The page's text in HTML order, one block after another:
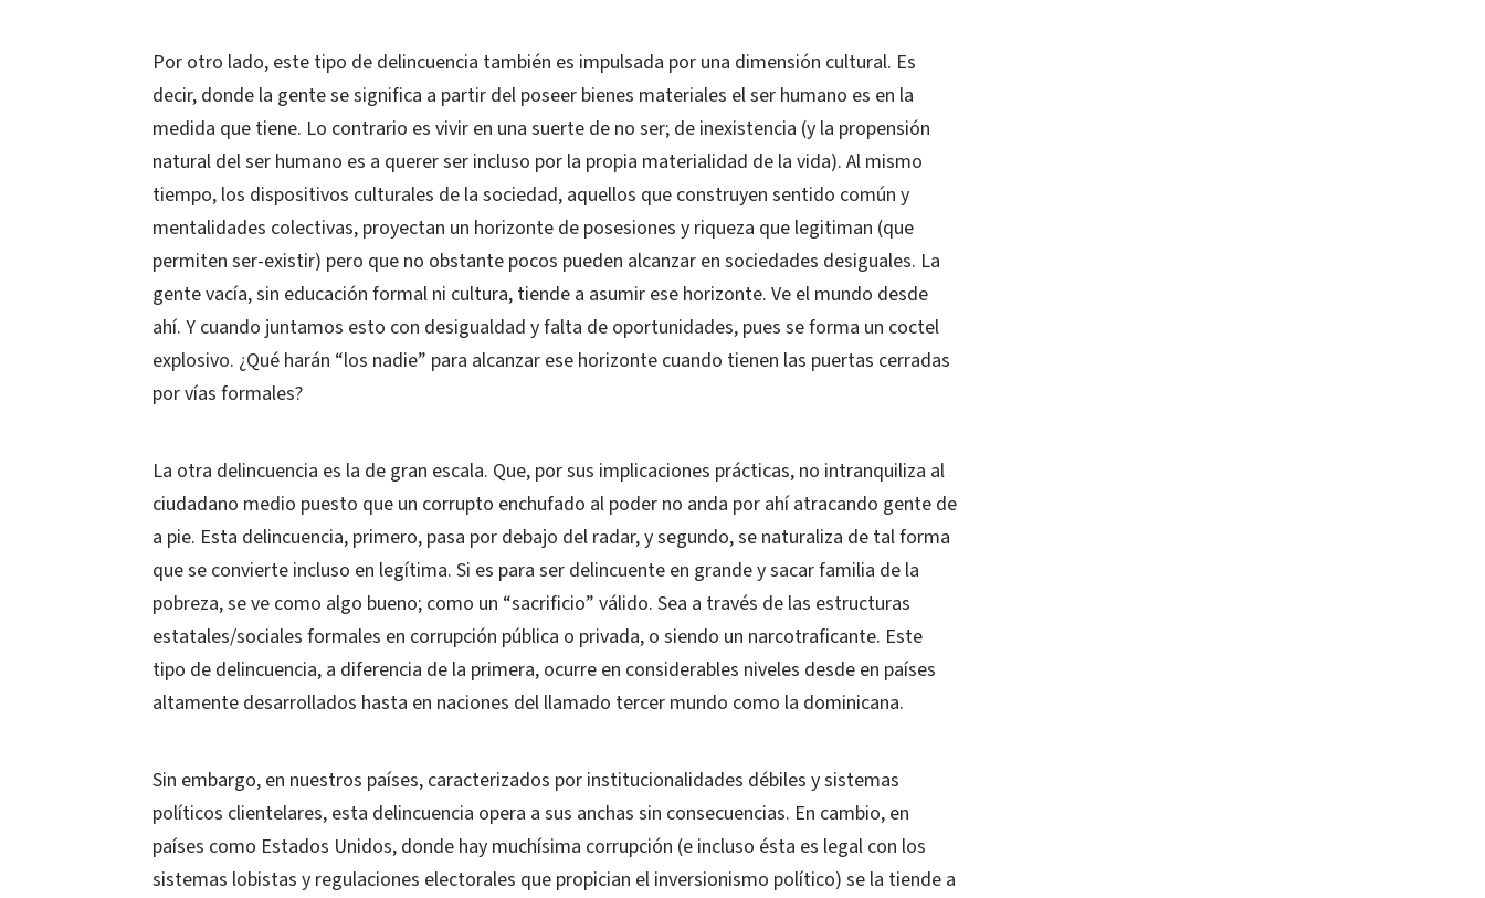
Por otro lado, este tipo de delincuencia también es impulsada por una dimensión cultural. Es
decir, donde la gente se significa a partir del poseer bienes materiales el ser humano es en la
medida que tiene. Lo contrario es vivir en una suerte de no ser; de inexistencia (y la propensión
natural del ser humano es a querer ser incluso por la propia materialidad de la vida). Al mismo
tiempo, los dispositivos culturales de la sociedad, aquellos que construyen sentido común y
mentalidades colectivas, proyectan un horizonte de posesiones y riqueza que legitiman (que
permiten ser-existir) pero que no obstante pocos pueden alcanzar en sociedades desiguales. La
gente vacía, sin educación formal ni cultura, tiende a asumir ese horizonte. Ve el mundo desde
ahí. Y cuando juntamos esto con desigualdad y falta de oportunidades, pues se forma un coctel
explosivo. ¿Qué harán “los nadie” para alcanzar ese horizonte cuando tienen las puertas cerradas
por vías formales?
La otra delincuencia es la de gran escala. Que, por sus implicaciones prácticas, no intranquiliza al
ciudadano medio puesto que un corrupto enchufado al poder no anda por ahí atracando gente de
a pie. Esta delincuencia, primero, pasa por debajo del radar, y segundo, se naturaliza de tal forma
que se convierte incluso en legítima. Si es para ser delincuente en grande y sacar familia de la
pobreza, se ve como algo bueno; como un “sacrificio” válido. Sea a través de las estructuras
estatales/sociales formales en corrupción pública o privada, o siendo un narcotraficante. Este
tipo de delincuencia, a diferencia de la primera, ocurre en considerables niveles desde en países
altamente desarrollados hasta en naciones del llamado tercer mundo como la dominicana.
Sin embargo, en nuestros países, caracterizados por institucionalidades débiles y sistemas
políticos clientelares, esta delincuencia opera a sus anchas sin consecuencias. En cambio, en
países como Estados Unidos, donde hay muchísima corrupción (e incluso ésta es legal con los
sistemas lobistas y regulaciones electorales que propician el inversionismo político) se la tiende a